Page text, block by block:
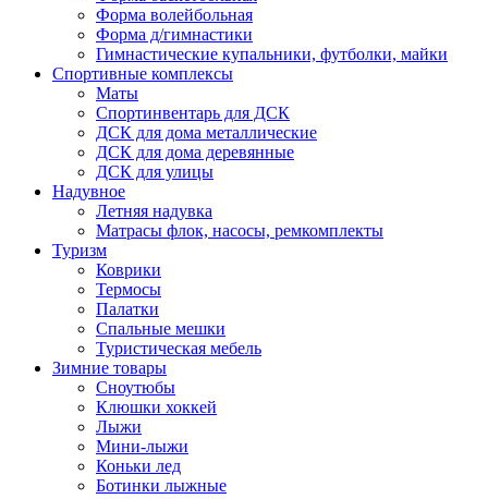
Форма волейбольная
Форма д/гимнастики
Гимнастические купальники, футболки, майки
Спортивные комплексы
Маты
Спортинвентарь для ДСК
ДСК для дома металлические
ДСК для дома деревянные
ДСК для улицы
Надувное
Летняя надувка
Матрасы флок, насосы, ремкомплекты
Туризм
Коврики
Термосы
Палатки
Спальные мешки
Туристическая мебель
Зимние товары
Сноутюбы
Клюшки хоккей
Лыжи
Мини-лыжи
Коньки лед
Ботинки лыжные